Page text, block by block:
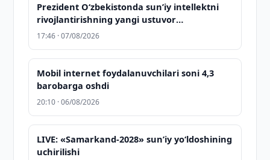
Prezident Oʻzbekistonda sunʼiy intellektni
rivojlantirishning yangi ustuvor
yoʻnalishlarini belgilab berdi
17:46 · 07/08/2026
Mobil internet foydalanuvchilari soni 4,3
barobarga oshdi
20:10 · 06/08/2026
LIVE: «Samarkand-2028» sun’iy yo‘ldoshining
uchirilishi